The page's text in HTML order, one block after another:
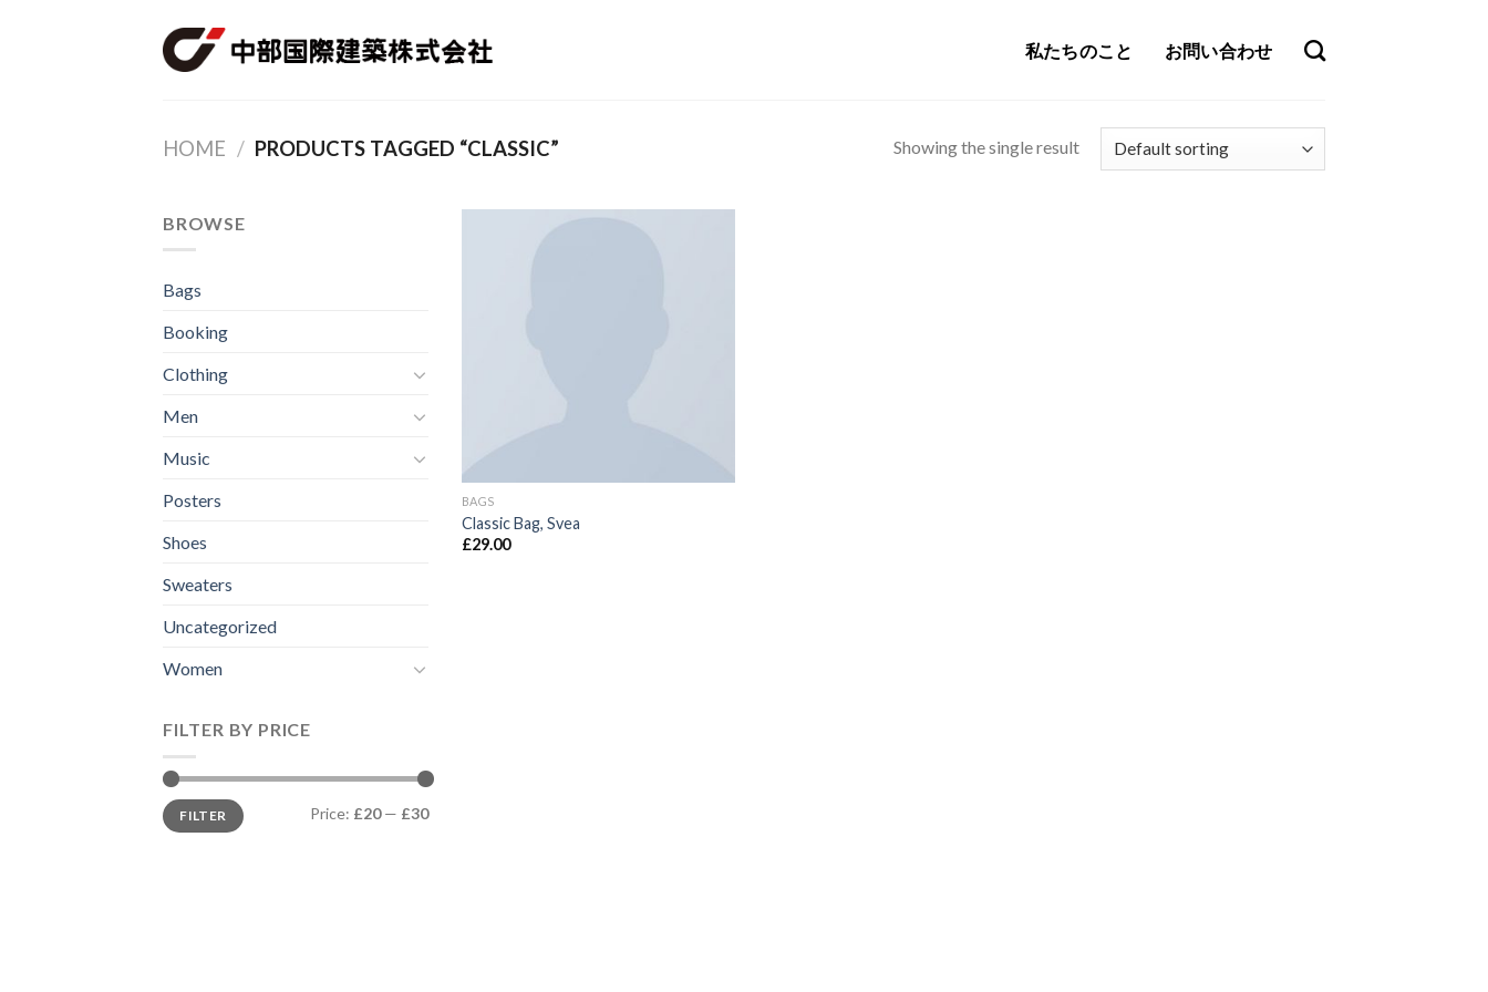
私たちのこと お問い合わせ
HOME / PRODUCTS TAGGED “CLASSIC” Showing the single result
BROWSE
Bags
Booking
Clothing
Men
Music
Posters
Shoes
Sweaters
Uncategorized
Women
FILTER BY PRICE
Min
price
Max
priceFILTER Price: £20— £30
BAGS
Classic Bag, Svea
£29.00